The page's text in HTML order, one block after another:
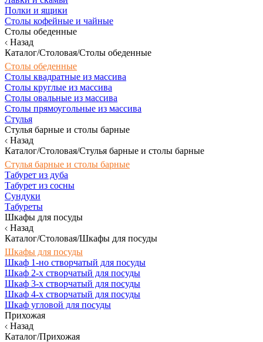
Полки и ящики
Столы кофейные и чайные
Столы обеденные
Назад
Каталог/Столовая/Столы обеденные
Столы обеденные
Столы квадратные из массива
Столы круглые из массива
Столы овальные из массива
Столы прямоугольные из массива
Стулья
Стулья барные и столы барные
Назад
Каталог/Столовая/Стулья барные и столы барные
Стулья барные и столы барные
Табурет из дуба
Табурет из сосны
Сундуки
Табуреты
Шкафы для посуды
Назад
Каталог/Столовая/Шкафы для посуды
Шкафы для посуды
Шкаф 1-но створчатый для посуды
Шкаф 2-х створчатый для посуды
Шкаф 3-х створчатый для посуды
Шкаф 4-х створчатый для посуды
Шкаф угловой для посуды
Прихожая
Назад
Каталог/Прихожая